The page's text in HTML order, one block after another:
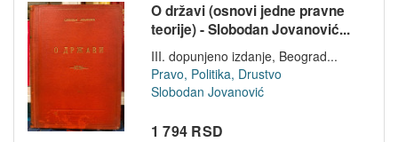
O državi (osnovi jedne pravne
teorije) - Slobodan Jovanović...
III. dopunjeno izdanje, Beograd...
Pravo, Politika, Drustvo
Slobodan Jovanović
1 794 RSD